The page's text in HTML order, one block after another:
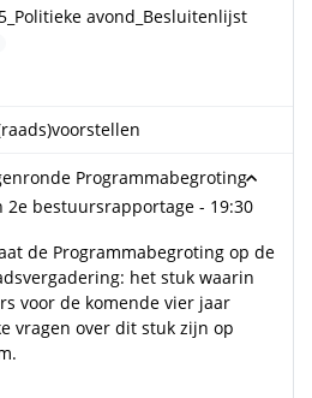
avond_Besluitenlijst
Programmabegroting
2e bestuursrapportage - 19:30
de Programmabegroting op de
het stuk waarin
voor de komende vier jaar
vragen over dit stuk zijn op